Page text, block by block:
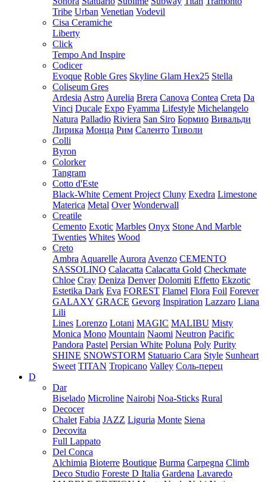
Tribe Urban Venetian Vodevil
Cisa Ceramiche
Liberty
Click
Tempo And Inspire
Codicer
Evoque Roble Gres Skyline Glam Hex25 Stella
Coliseum Gres
Ardesia Astro Aurelia Brera Canova Contea Creta Da
Vinci Ducale Expo Fyamma Lifestyle Michelangelo
Natura Palladio Riviera San Siro Бормио Вивальди
Лирика Монца Рим Саленто Тиволи
Colli
Byron
Colorker
Tangram
Cotto d'Este
Black-White Cement Project Cluny Exedra Limestone
Materica Metal Over Wonderwall
Creatile
Cemento Exotic Marbles Onyx Stone And Marble
Twenties Whites Wood
Creto
Ambra Aquarelle Aurora Avenzo CEMENTO
SASSOLINO Calacatta Calacatta Gold Checkmate
Chloe Cray Deniza Denver Dolomiti Effetto Ekzotic
Estetika Dark Eva FOREST Flamel Flora Foil Forever
GALAXY GRACE Gevorg Inspiration Lazzaro Liana
Lili
Lines Lorenzo Lotani MAGIC MALIBU Misty
Monica Mono Mountain Naomi Neutron Pacific
Pandora Pastel Persian White Poluna Poly Purity
SHINE SNOWSTORM Statuario Cara Style Sunheart
Sweet TITAN Tropicano Valley Соль-перец
D
Dar
Biselado Microline Nairobi Noa-Sticks Rural
Decocer
Chalet Fabia JAZZ Liguria Monte Siena
Decovita
Full Lappato
Del Conca
Alchimia Bioterre Boutique Burma Carpegna Climb
Deco Studio Foreste D Italia Gardena Lavaredo